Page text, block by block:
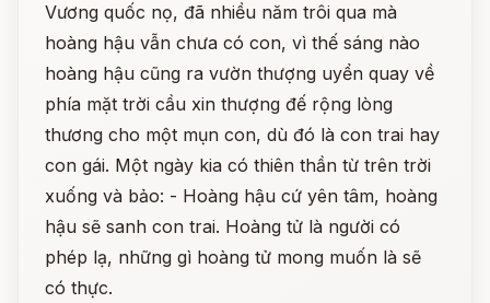
Vương quốc nọ, đã nhiều năm trôi qua mà
hoàng hậu vẫn chưa có con, vì thế sáng nào
hoàng hậu cũng ra vườn thượng uyển quay về
phía mặt trời cầu xin thượng đế rộng lòng
thương cho một mụn con, dù đó là con trai hay
con gái. Một ngày kia có thiên thần từ trên trời
xuống và bảo: - Hoàng hậu cứ yên tâm, hoàng
hậu sẽ sanh con trai. Hoàng tử là người có
phép lạ, những gì hoàng tử mong muốn là sẽ
có thực.